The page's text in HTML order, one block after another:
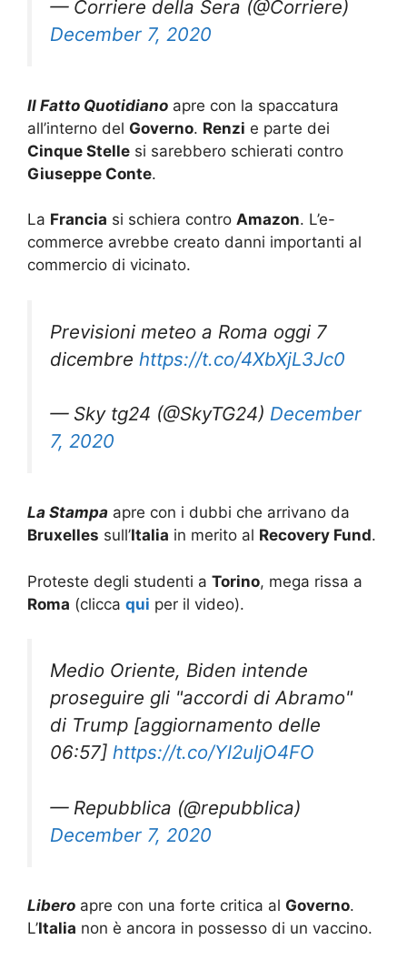
— Corriere della Sera (@Corriere)
December 7, 2020
Il Fatto Quotidiano apre con la spaccatura
all’interno del Governo. Renzi e parte dei
Cinque Stelle si sarebbero schierati contro
Giuseppe Conte.
La Francia si schiera contro Amazon. L’e-
commerce avrebbe creato danni importanti al
commercio di vicinato.
Previsioni meteo a Roma oggi 7
dicembre https://t.co/4XbXjL3Jc0
— Sky tg24 (@SkyTG24) December
7, 2020
La Stampa apre con i dubbi che arrivano da
Bruxelles sull’Italia in merito al Recovery Fund.
Proteste degli studenti a Torino, mega rissa a
Roma (clicca qui per il video).
Medio Oriente, Biden intende
proseguire gli "accordi di Abramo"
di Trump [aggiornamento delle
06:57] https://t.co/Yl2uIjO4FO
— Repubblica (@repubblica)
December 7, 2020
Libero apre con una forte critica al Governo.
L’Italia non è ancora in possesso di un vaccino.